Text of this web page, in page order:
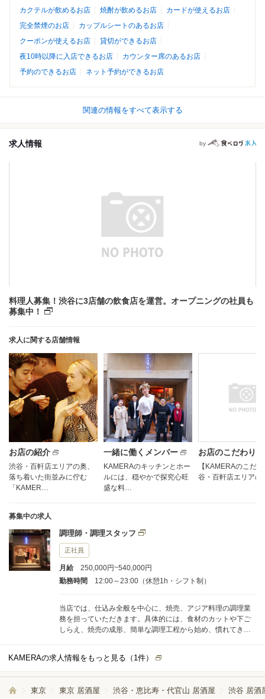
カクテルが飲めるお店
焼酎が飲めるお店
カードが使えるお店
完全禁煙のお店
カップルシートのあるお店
クーポンが使えるお店
貸切ができるお店
夜10時以降に入店できるお店
カウンター席のあるお店
予約のできるお店
ネット予約ができるお店
関連の情報をすべて表示する
求人情報 by
料理人募集！渋谷に3店舗の飲食店を運営。オープニングの社員も
募集中！
求人に関する店舗情報
お店の紹介
渋谷・百軒店エリアの奥、
落ち着いた街並みに佇む
「KAMER…
一緒に働くメンバー
KAMERAのキッチンとホー
ルには、穏やかで探究心旺
盛な料…
お店のこだわり
【KAMERAのこだ
谷・百軒店エリア
募集中の求人
調理師・調理スタッフ
正社員
月給
250,000円~540,000円
勤務時間
12:00～23:00（休憩1h・シフト制）
当店では、仕込み全般を中心に、焼売、アジア料理の調理業
務を担っていただきます。具体的には、食材のカットや下ご
しらえ、焼売の成形、簡単な調理工程から始め、慣れてきた
スで進めることができ、ポジションごとに役割が分かれてい
るため、ご自身の担当業務に集中しやすい環境です。仕込み
験の方でも安心して働けるよう、チーム全体でフォロー体制
KAMERAの求人情報をもっと見る（ 1件）
東京 東京 居酒屋 渋谷・恵比寿・代官山 居酒屋 渋谷 居酒